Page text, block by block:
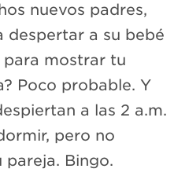
nuevos padres,
despertar a su bebé
mostrar tu
Poco probable. Y
a las 2 a.m.
pero no
pareja. Bingo.